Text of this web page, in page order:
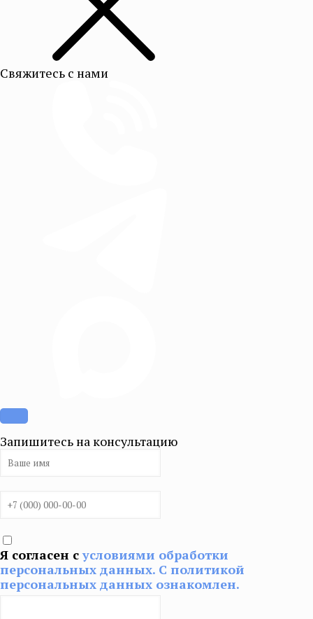
Свяжитесь с нами
Запишитесь на консультацию
Я согласен сусловиями обработки
персональных данных. С политикой
персональных данных ознакомлен.